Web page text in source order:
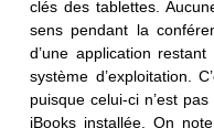
clés des tablettes.
sens pendant la
d’une application
système d’exploitation.
puisque celui-ci n’est
iBooks installée. On